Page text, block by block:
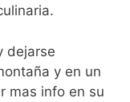
dejarse
y en un
mas info en su